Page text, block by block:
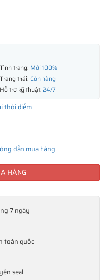
Tình trạng: Mới 100%
Trạng thái: Còn hàng
Hỗ trợ kỹ thuật: 24/7
thời điểm
dẫn mua hàng
HÀNG
7 ngày
toàn quốc
seal